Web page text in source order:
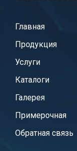
Главная
Продукция
Услуги
Каталоги
Галерея
Примерочная
Обратная связь